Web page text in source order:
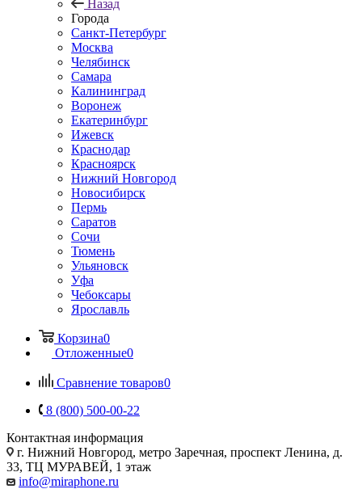
Назад
Города
Санкт-Петербург
Москва
Челябинск
Самара
Калининград
Воронеж
Екатеринбург
Ижевск
Краснодар
Красноярск
Нижний Новгород
Новосибирск
Пермь
Саратов
Сочи
Тюмень
Ульяновск
Уфа
Чебоксары
Ярославль
Корзина0
Отложенные0
Сравнение товаров0
8 (800) 500-00-22
Контактная информация
г. Нижний Новгород, метро Заречная, проспект Ленина, д.
33, ТЦ МУРАВЕЙ, 1 этаж
info@miraphone.ru